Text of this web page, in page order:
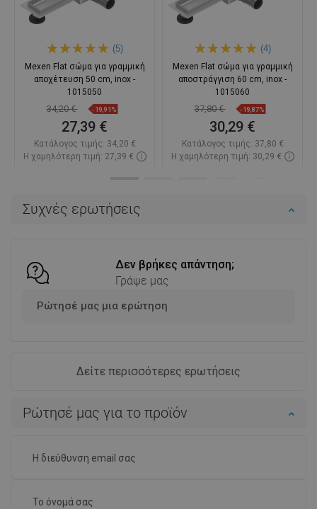
Συχνές ερωτήσεις
Δεν βρήκες απάντηση;
Γράψε μας
Ρώτησέ μας μια ερώτηση
Δείτε περισσότερες ερωτήσεις
Ρώτησέ μας για το προϊόν
(5)
Mexen Flat σώμα για γραμμική
αποχέτευση 50 cm, inox -
1015050
34,20 € -19,91%
27,39 €
Κατάλογος τιμής: 34,20 €
Η χαμηλότερη τιμή: 27,39 €
(4)
Mexen Flat σώμα για γραμμική
αποστράγγιση 60 cm, inox -
1015060
37,80 € -19,87%
30,29 €
Κατάλογος τιμής: 37,80 €
Η χαμηλότερη τιμή: 30,29 €